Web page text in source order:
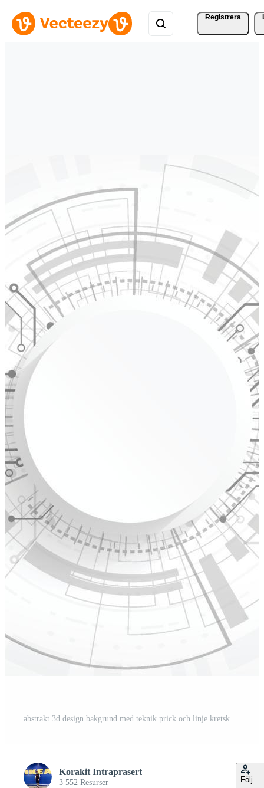
Registrera
abstrakt 3d design bakgrund med teknik prick och linje kretskort konsistens. modern teknik, futuristisk, vetenskapskommunikationskoncept. vektor illustration Gratis Vektor
Korakit Intraprasert
3 552 Resurser Följ